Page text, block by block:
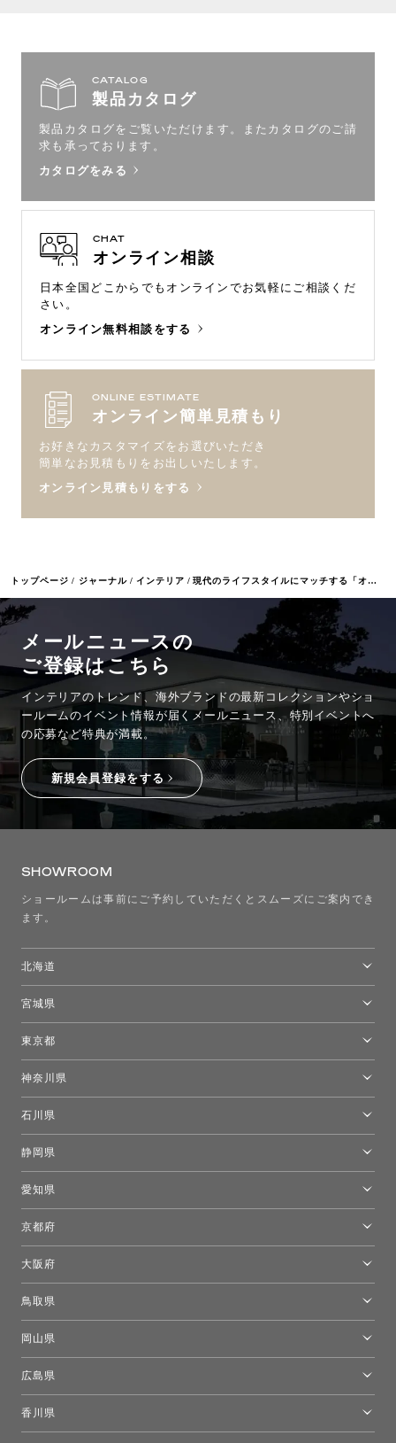
トップページ ジャーナル インテリア 現代のライフスタイルにマッチする「オリガミ2テーブル」の魅力 Vol.1 サイズ編
CATALOG
製品カタログ
製品カタログをご覧いただけます。
またカタログのご請
求も承っております。
カタログをみる
CHAT
オンライン相談
日本全国どこからでもオンラインでお気軽にご相談くだ
さい。
オンライン無料相談をする
ONLINE ESTIMATE
オンライン簡単見積もり
お好きなカスタマイズをお選びいただき
簡単なお見積もりをお出しいたします。
オンライン見積もりをする
メールニュースの
ご登録はこちら
インテリアのトレンド、海外ブランドの最新コレクションやショ
ールームのイベント情報が届くメールニュース、特別イベントへ
の応募など特典が満載。
新規会員登録をする
SHOWROOM
ショールームは事前にご予約していただくとスムーズにご案内でき
ます。
北海道
宮城県
東京都
モーイ東京
キーブー東京
FLOS｜フロスデザインスペース青山
神奈川県
石川県
静岡県
愛知県
京都府
大阪府
鳥取県
岡山県
広島県
香川県